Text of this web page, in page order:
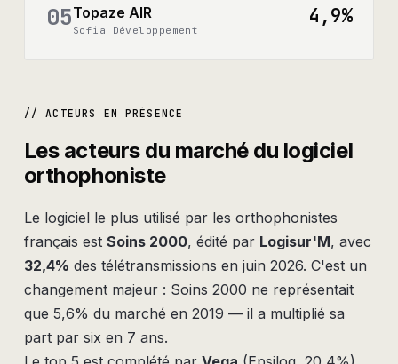
05Topaze AIR
Sofia Développement
4,9%
// ACTEURS EN PRÉSENCE
Les acteurs du marché du logiciel
orthophoniste
Le logiciel le plus utilisé par les orthophonistes
français est Soins 2000, édité par Logisur'M, avec
32,4% des télétransmissions en juin 2026. C'est un
changement majeur : Soins 2000 ne représentait
que 5,6% du marché en 2019 — il a multiplié sa
part par six en 7 ans.